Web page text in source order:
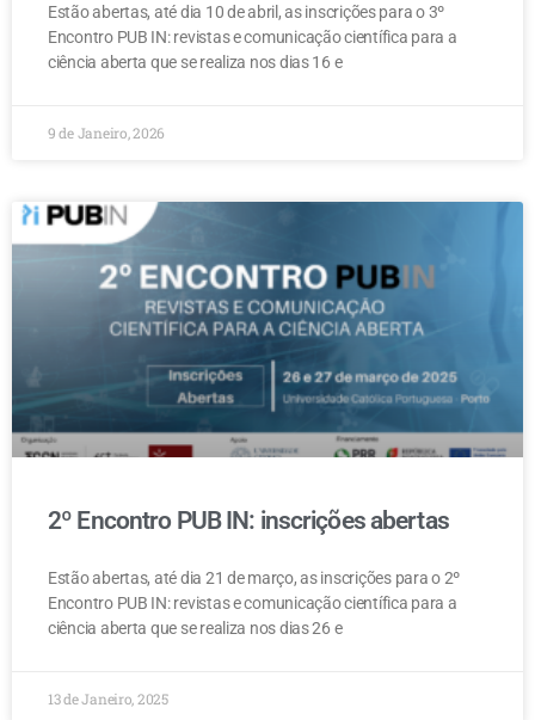
Estão abertas, até dia 10 de abril, as inscrições para o 3º
Encontro PUB IN: revistas e comunicação científica para a
ciência aberta que se realiza nos dias 16 e
9 de Janeiro, 2026
2º Encontro PUB IN: inscrições abertas
Estão abertas, até dia 21 de março, as inscrições para o 2º
Encontro PUB IN: revistas e comunicação científica para a
ciência aberta que se realiza nos dias 26 e
13 de Janeiro, 2025